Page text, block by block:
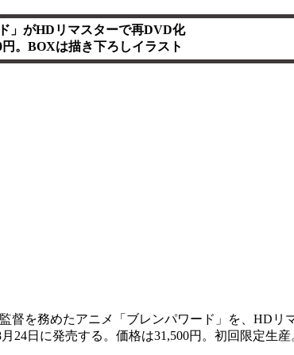
」がHDリマスターで再DVD化
円。BOXは描き下ろしイラスト
督を務めたアニメ「ブレンパワード」を、HDリ
日に発売する。価格は31,500円。初回限定生産